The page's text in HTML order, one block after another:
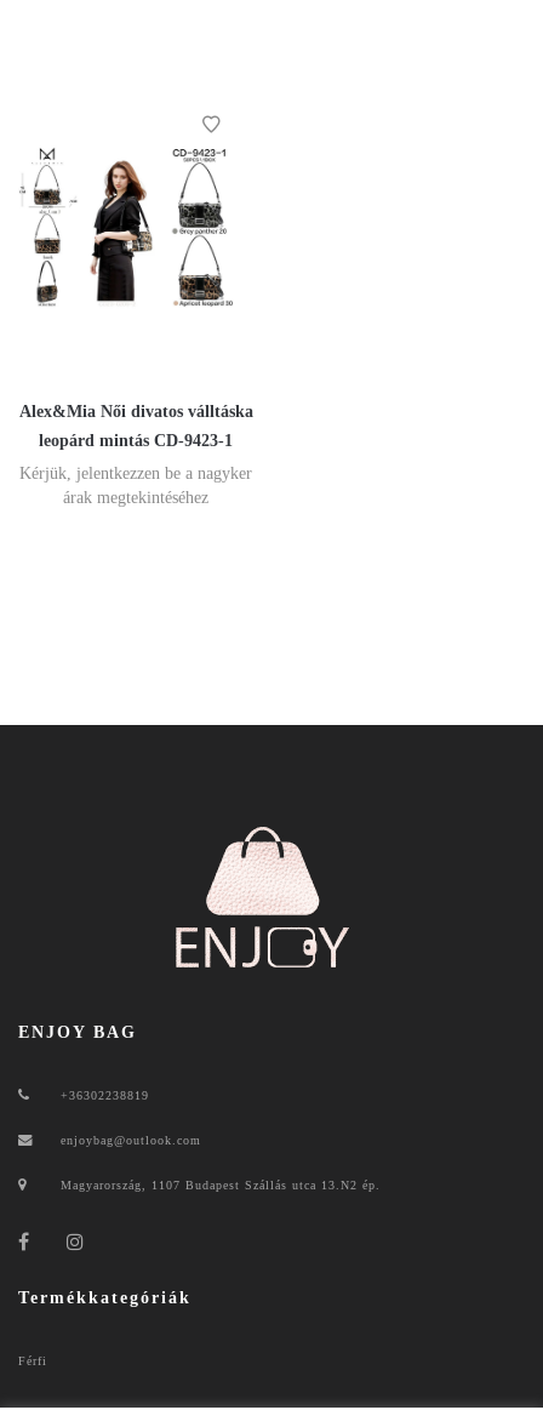
Alex&Mia Női divatos válltáska
leopárd mintás CD-9423-1
Kérjük, jelentkezzen be a nagyker
árak megtekintéséhez
ENJOY BAG
+36302238819
enjoybag@outlook.com
Magyarország, 1107 Budapest Szállás utca 13.N2 ép.
Termékkategóriák
Férfi